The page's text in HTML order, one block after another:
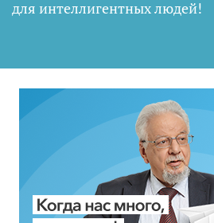
для интеллигентных людей!